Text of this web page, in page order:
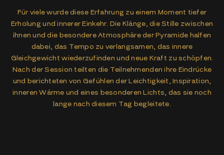
Für viele wurde diese Erfahrung zu einem Moment tiefer
Erholung und innerer Einkehr. Die Klänge, die Stille zwischen
ihnen und die besondere Atmosphäre der Pyramide halfen
dabei, das Tempo zu verlangsamen, das innere
Gleichgewicht wiederzufinden und neue Kraft zu schöpfen.
Nach der Session teilten die Teilnehmenden ihre Eindrücke
und berichteten von Gefühlen der Leichtigkeit, Inspiration,
inneren Wärme und eines besonderen Lichts, das sie noch
lange nach diesem Tag begleitete.